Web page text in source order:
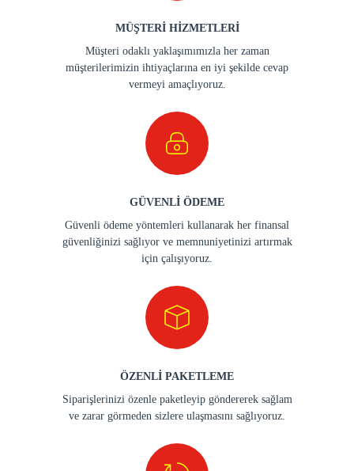
MÜŞTERİ HİZMETLERİ
Müşteri odaklı yaklaşımımızla her zaman
müşterilerimizin ihtiyaçlarına en iyi şekilde cevap
vermeyi amaçlıyoruz.
GÜVENLİ ÖDEME
Güvenli ödeme yöntemleri kullanarak her finansal
güvenliğinizi sağlıyor ve memnuniyetinizi artırmak
için çalışıyoruz.
ÖZENLİ PAKETLEME
Siparişlerinizi özenle paketleyip göndererek sağlam
ve zarar görmeden sizlere ulaşmasını sağlıyoruz.